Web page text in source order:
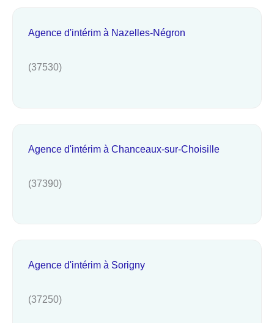
Agence d'intérim à Nazelles-Négron
(37530)
Agence d'intérim à Chanceaux-sur-Choisille
(37390)
Agence d'intérim à Sorigny
(37250)